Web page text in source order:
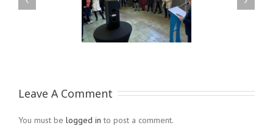
édition des
Communiqué de presse
#LesGestesDeNosMetiers
Leave A Comment
You must be logged in to post a comment.